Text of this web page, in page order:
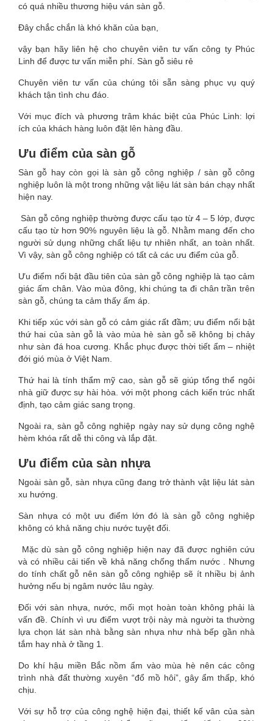
có quá nhiều thương hiệu ván sàn gỗ.
Đây chắc chắn là khó khăn của bạn,
vậy bạn hãy liên hệ cho chuyên viên tư vấn công ty Phúc
Linh để được tư vấn miễn phí. Sàn gỗ siêu rẻ
Chuyên viên tư vấn của chúng tôi sẵn sàng phục vụ quý
khách tận tình chu đáo.
Với mục đích và phương trâm khác biệt của Phúc Linh: lợi
ích của khách hàng luôn đặt lên hàng đầu.
Ưu điểm của sàn gỗ
Sàn gỗ hay còn gọi là sàn gỗ công nghiệp / sàn gỗ công
nghiệp luôn là một trong những vật liệu lát sàn bán chạy nhất
hiện nay.
Sàn gỗ công nghiệp thường được cấu tạo từ 4 – 5 lớp, được
cấu tạo từ hơn 90% nguyên liệu là gỗ. Nhằm mang đến cho
người sử dụng những chất liệu tự nhiên nhất, an toàn nhất.
Vì vậy, sàn gỗ công nghiệp có tất cả các ưu điểm của gỗ.
Ưu điểm nổi bật đầu tiên của sàn gỗ công nghiệp là tạo cảm
giác ấm chân. Vào mùa đông, khi chúng ta đi chân trần trên
sàn gỗ, chúng ta cảm thấy ấm áp.
Khi tiếp xúc với sàn gỗ có cảm giác rất đầm; ưu điểm nổi bật
thứ hai của sàn gỗ là vào mùa hè sàn gỗ sẽ không bị chảy
như sàn đá hoa cương. Khắc phục được thời tiết ẩm – nhiệt
đới gió mùa ở Việt Nam.
Thứ hai là tính thẩm mỹ cao, sàn gỗ sẽ giúp tổng thể ngôi
nhà giữ được sự hài hòa. với một phong cách kiến ​​trúc nhất
định, tạo cảm giác sang trọng.
Ngoài ra, sàn gỗ công nghiệp ngày nay sử dụng công nghệ
hèm khóa rất dễ thi công và lắp đặt.
Ưu điểm của sàn nhựa
Ngoài sàn gỗ, sàn nhựa cũng đang trở thành vật liệu lát sàn
xu hướng.
Sàn nhựa có một ưu điểm lớn đó là sàn gỗ công nghiệp
không có khả năng chịu nước tuyệt đối.
Mặc dù sàn gỗ công nghiệp hiện nay đã được nghiên cứu
và có nhiều cải tiến về khả năng chống thấm nước . Nhưng
do tính chất gỗ nên sàn gỗ công nghiệp sẽ ít nhiều bị ảnh
hưởng nếu bị ngâm nước lâu ngày.
Đối với sàn nhựa, nước, mối mọt hoàn toàn không phải là
vấn đề. Chính vì ưu điểm vượt trội này mà người ta thường
lựa chọn lát sàn nhà bằng sàn nhựa như nhà bếp gần nhà
tắm hay nhà ở tầng 1.
Do khí hậu miền Bắc nồm ẩm vào mùa hè nên các công
trình nhà đất thường xuyên “đổ mồ hôi”, gây ẩm thấp, khó
chịu.
Với sự hỗ trợ của công nghệ hiện đại, thiết kế vân của sàn